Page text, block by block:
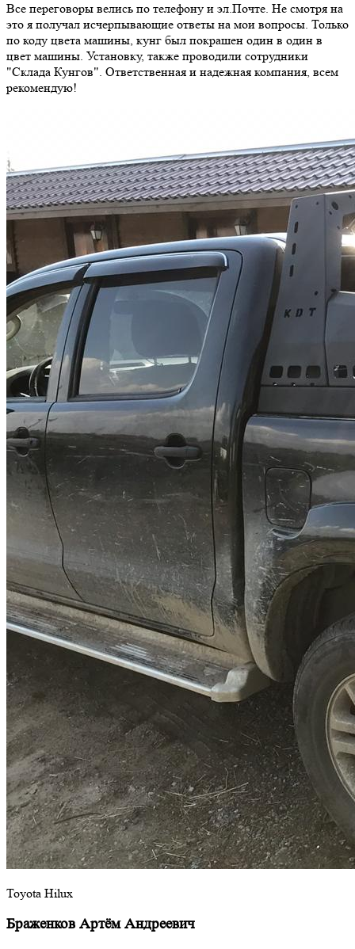
Все переговоры велись по телефону и эл.Почте. Не смотря на
это я получал исчерпывающие ответы на мои вопросы. Только
по коду цвета машины, кунг был покрашен один в один в
цвет машины. Установку, также проводили сотрудники
"Склада Кунгов". Ответственная и надежная компания, всем
рекомендую!
Toyota Hilux
Браженков Артём Андреевич